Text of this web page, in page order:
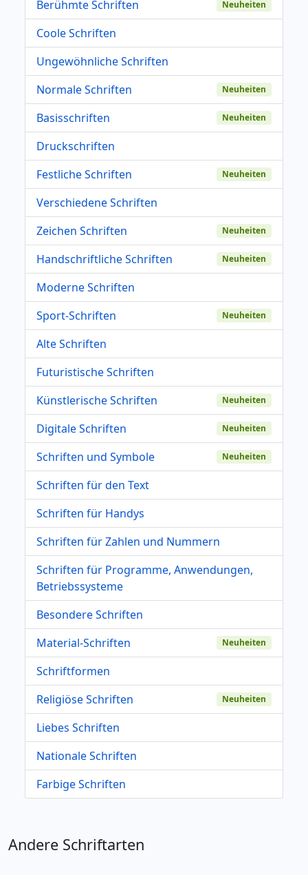
Berühmte Schriften Neuheiten
Coole Schriften
Ungewöhnliche Schriften
Normale Schriften
Neuheiten
Basisschriften Neuheiten
Druckschriften
Festliche Schriften
Neuheiten
Verschiedene Schriften
Zeichen Schriften
Neuheiten
Handschriftliche Schriften Neuheiten
Moderne Schriften
Sport-Schriften
Neuheiten
Alte Schriften
Futuristische Schriften
Künstlerische Schriften
Neuheiten
Digitale Schriften Neuheiten
Schriften und Symbole Neuheiten
Schriften für den Text
Schriften für Handys
Schriften für Zahlen und Nummern
Schriften für Programme, Anwendungen,
Betriebssysteme
Besondere Schriften
Material-Schriften
Neuheiten
Schriftformen
Religiöse Schriften
Neuheiten
Liebes Schriften
Nationale Schriften
Farbige Schriften
Andere Schriftarten